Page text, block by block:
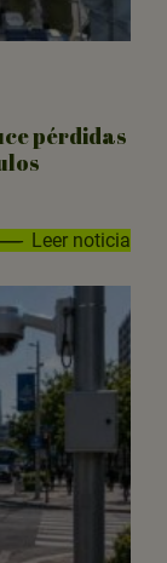
pérdidas
Leer noticia